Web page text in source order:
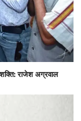
राजेश अग्रवाल